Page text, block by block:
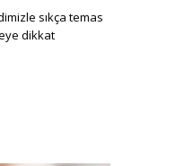
sıkça temas
dikkat